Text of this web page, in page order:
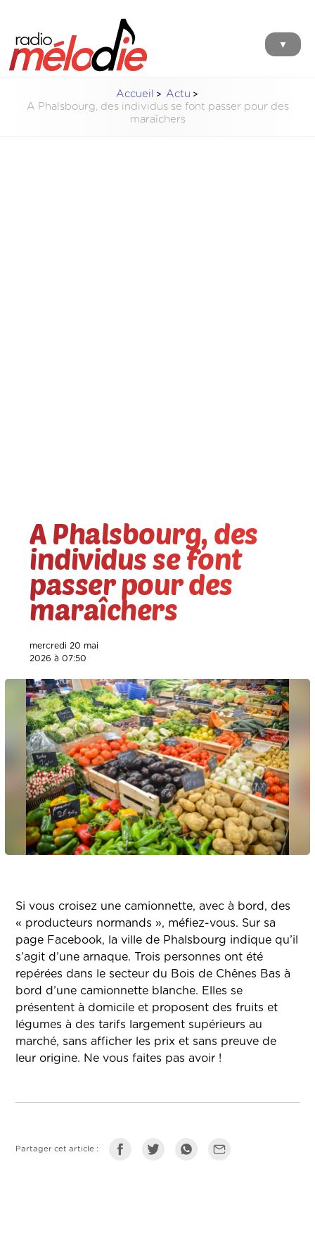
▼
Accueil
Actu
A Phalsbourg, des individus se font passer pour des
maraîchers
A Phalsbourg, des
individus se font
passer pour des
maraîchers
mercredi 20 mai
2026 à 07:50
Si vous croisez une camionnette, avec à bord, des
« producteurs normands », méfiez-vous. Sur sa
page Facebook, la ville de Phalsbourg indique qu’il
s’agit d’une arnaque. Trois personnes ont été
repérées dans le secteur du Bois de Chênes Bas à
bord d’une camionnette blanche. Elles se
présentent à domicile et proposent des fruits et
légumes à des tarifs largement supérieurs au
marché, sans afficher les prix et sans preuve de
leur origine. Ne vous faites pas avoir !
Partager cet article :